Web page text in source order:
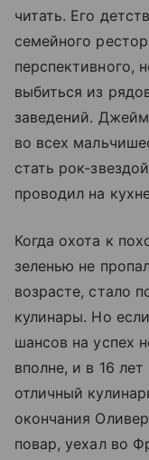
читать. Его
семейного
перспективного,
выбиться из
заведений.
во всех
стать рок-
проводил на
Когда охота к
зеленью не
возрасте, стало
кулинары. Но
шансов на успех
вполне, и в 16
отличный
окончания
повар, уехал во